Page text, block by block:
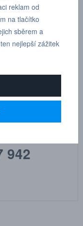
mm, E 16 mm
3/8"
942
reklam od
na tlačítko
sběrem a
nejlepší zážitek